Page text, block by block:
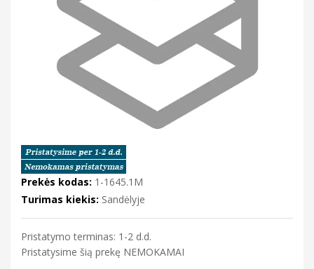
Prekės kodas: 1-1645.1M
Turimas kiekis: Sandėlyje
Pristatymo terminas: 1-2 d.d.
Pristatysime šią prekę NEMOKAMAI